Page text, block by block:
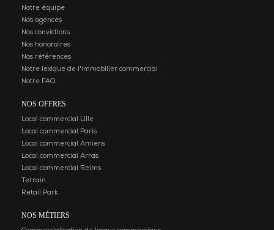
Notre équipe
Nos agences
Nos convictions
Nos honoraires
Nos références
Notre lexique de l'immobilier commercial
Notre FAQ
NOS OFFRES
Local commercial Lille
Local commercial Paris
Local commercial Amiens
Local commercial Arras
Local commercial Reims
Terrain
Retail Park
NOS MÉTIERS